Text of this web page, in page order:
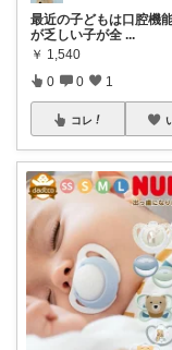
最近の子どもは口腔機
が乏しい子が全 ...
￥ 1,540
0 0 1
コレ